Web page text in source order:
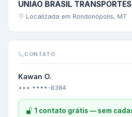
UNIAO BRASIL
Localizada em Rondonópolis, MT
CONTATO
Kawan O.
••• ••••-8384
1 contato grátis — sem